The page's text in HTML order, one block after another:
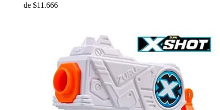
de $11.666